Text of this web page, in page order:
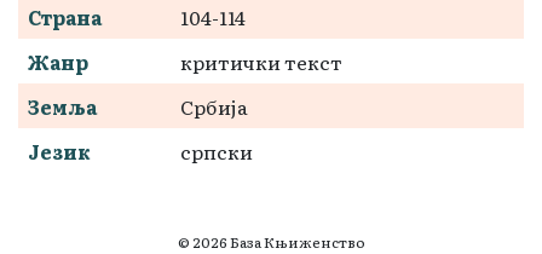
Страна
104-114
Жанр
критички текст
Земља
Србија
Језик
српски
© 2026 База Књиженство